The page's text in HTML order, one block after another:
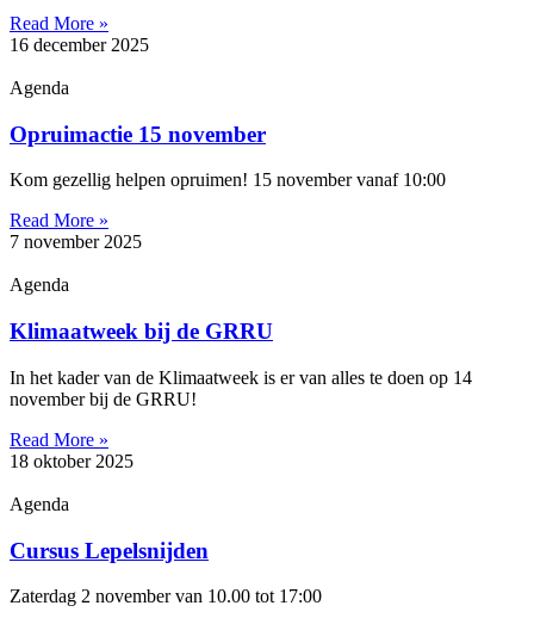
Read More »
16 december 2025
Agenda
Opruimactie 15 november
Kom gezellig helpen opruimen! 15 november vanaf 10:00
Read More »
7 november 2025
Agenda
Klimaatweek bij de GRRU
In het kader van de Klimaatweek is er van alles te doen op 14
november bij de GRRU!
Read More »
18 oktober 2025
Agenda
Cursus Lepelsnijden
Zaterdag 2 november van 10.00 tot 17:00